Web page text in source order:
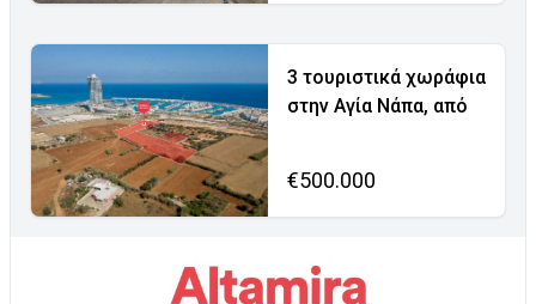
3 τουριστικά χωράφια
στην Αγία Νάπα, από
€500.000